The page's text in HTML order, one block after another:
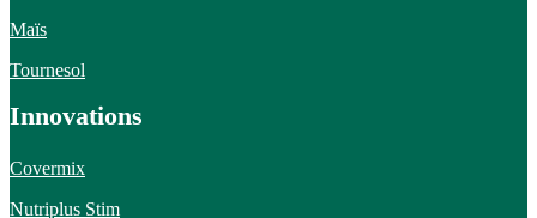
Maïs
Tournesol
Innovations
Covermix
Nutriplus Stim